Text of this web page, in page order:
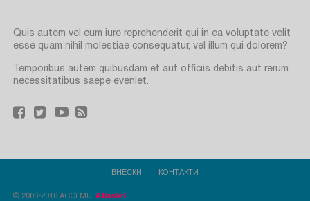
Quis autem vel eum iure reprehenderit qui in ea voluptate velit
esse quam nihil molestiae consequatur, vel illum qui dolorem?
Temporibus autem quibusdam et aut officiis debitis aut rerum
necessitatibus saepe eveniet.
ВНЕСКИ КОНТАКТИ
© 2006-2016 ACCLMU. Atlaskit .